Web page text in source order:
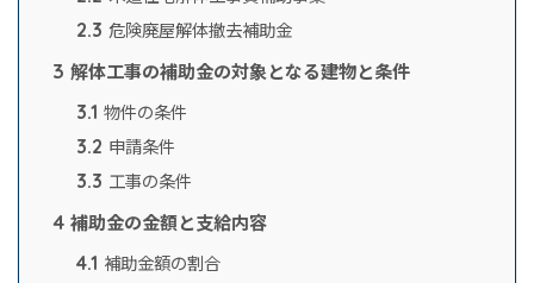
2.3 危険廃屋解体撤去補助金
3 解体工事の補助金の対象となる建物と条件
3.1 物件の条件
3.2 申請条件
3.3 工事の条件
4 補助金の金額と支給内容
4.1 補助金額の割合